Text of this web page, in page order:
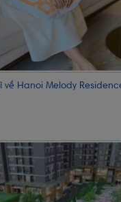
về Hanoi Melody